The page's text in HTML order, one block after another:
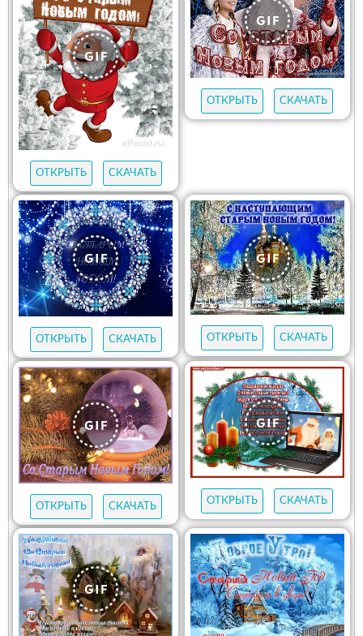
ОТКРЫТЬ СКАЧАТЬ
ОТКРЫТЬ СКАЧАТЬ
ОТКРЫТЬ СКАЧАТЬ ОТКРЫТЬ СКАЧАТЬ
ОТКРЫТЬ СКАЧАТЬ
ОТКРЫТЬ СКАЧАТЬ